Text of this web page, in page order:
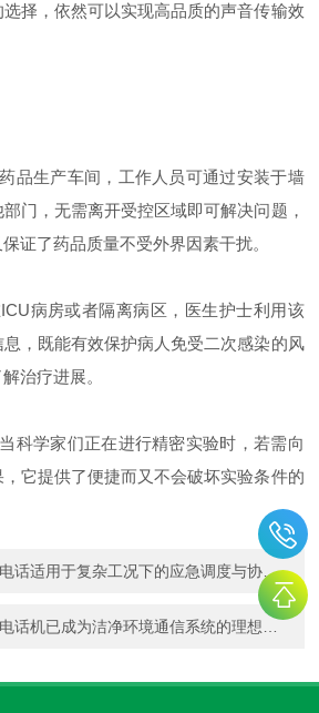
择，依然可以实现高品质的声音传输效
生产车间，工作人员可通过安装于墙
部门，无需离开受控区域即可解决问题，
证了药品质量不受外界因素干扰。
病房或者隔离病区，医生护士利用该
，既能有效保护病人免受二次感染的风
治疗进展。
学家们正在进行精密实验时，若需向
它提供了便捷而又不会破坏实验条件的
适用于复杂工况下的应急调度与协调管理
话机已成为洁净环境通信系统的理想选择